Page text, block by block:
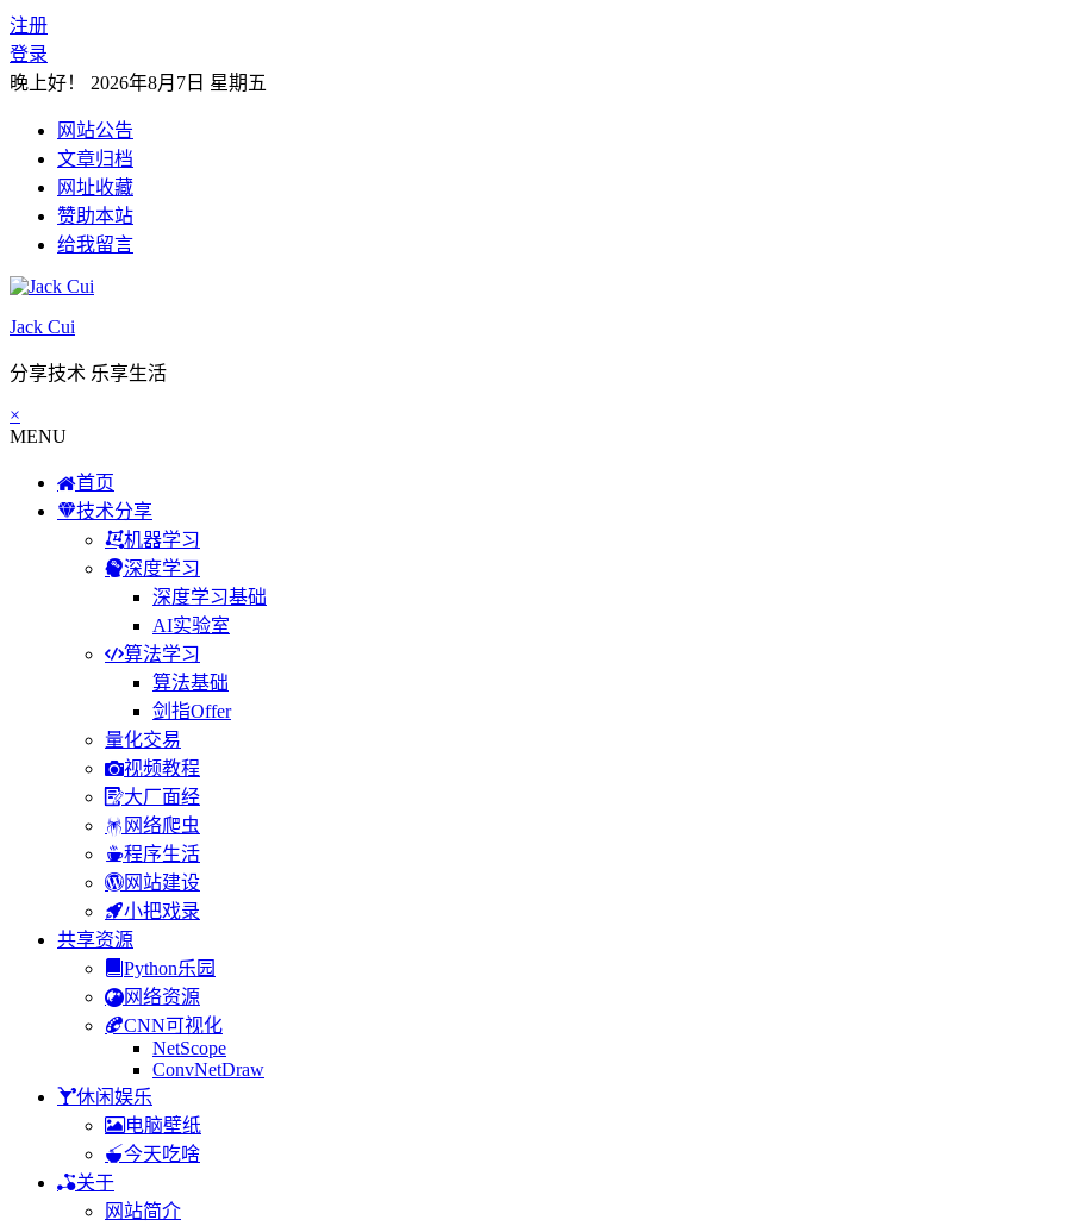
注册
登录
晚上好！ 2026年8月7日 星期五
网站公告
文章归档
网址收藏
赞助本站
给我留言
Jack Cui
分享技术 乐享生活
×
MENU
首页
技术分享
机器学习
深度学习
深度学习基础
AI实验室
算法学习
算法基础
剑指Offer
量化交易
视频教程
大厂面经
网络爬虫
程序生活
网站建设
小把戏录
共享资源
Python乐园
网络资源
CNN可视化
NetScope
ConvNetDraw
休闲娱乐
电脑壁纸
今天吃啥
关于
网站简介